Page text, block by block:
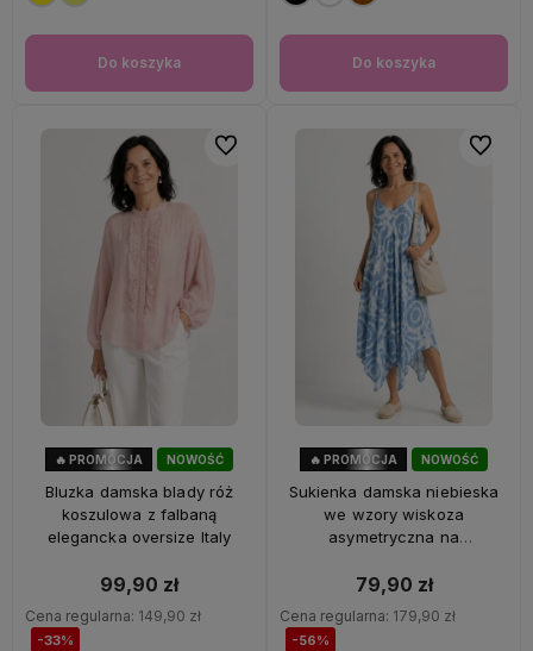
Do koszyka Do koszyka
NOWOŚĆ
🔥 PROMOCJA
Bluzka damska blady róż
koszulowa z falbaną
elegancka oversize Italy
99,90 zł
Cena regularna: 149,90 zł
-33%
Do ulubionych
NOWOŚĆ
🔥 PROMOCJA
Sukienka damska niebieska
we wzory wiskoza
asymetryczna na
79,90 zł
Cena regularna: 179,90 zł
-56%
Do